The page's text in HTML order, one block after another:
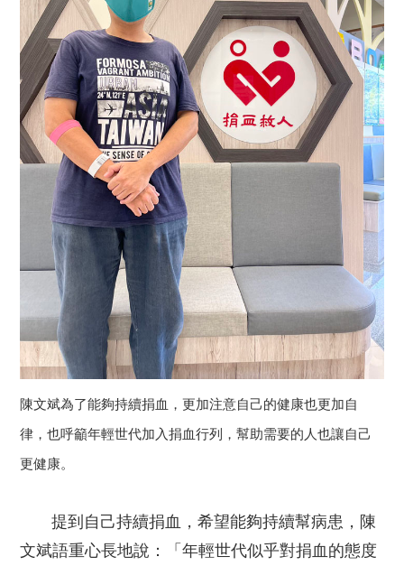
陳文斌為了能夠持續捐血，更加注意自己的健康也更加自
律，也呼籲年輕世代加入捐血行列，幫助需要的人也讓自己
更健康。
提到自己持續捐血，希望能夠持續幫病患，陳
文斌語重心長地說：「年輕世代似乎對捐血的態度